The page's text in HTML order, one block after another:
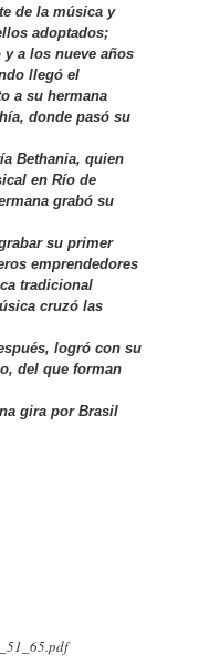
de la música y
adoptados;
y a los nueve años
llegó el
a su hermana
donde pasó su
Bethania, quien
en Río de
grabó su
su primer
emprendedores
tradicional
cruzó las
logró con su
del que forman
gira por Brasil